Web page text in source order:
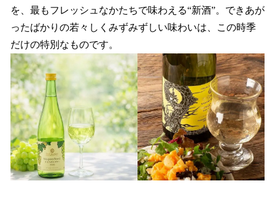
み
中
で
す
を、最もフレッシュなかたちで味わえる“新酒”。できあが
ったばかりの若々しくみずみずしい味わいは、この時季
だけの特別なものです。